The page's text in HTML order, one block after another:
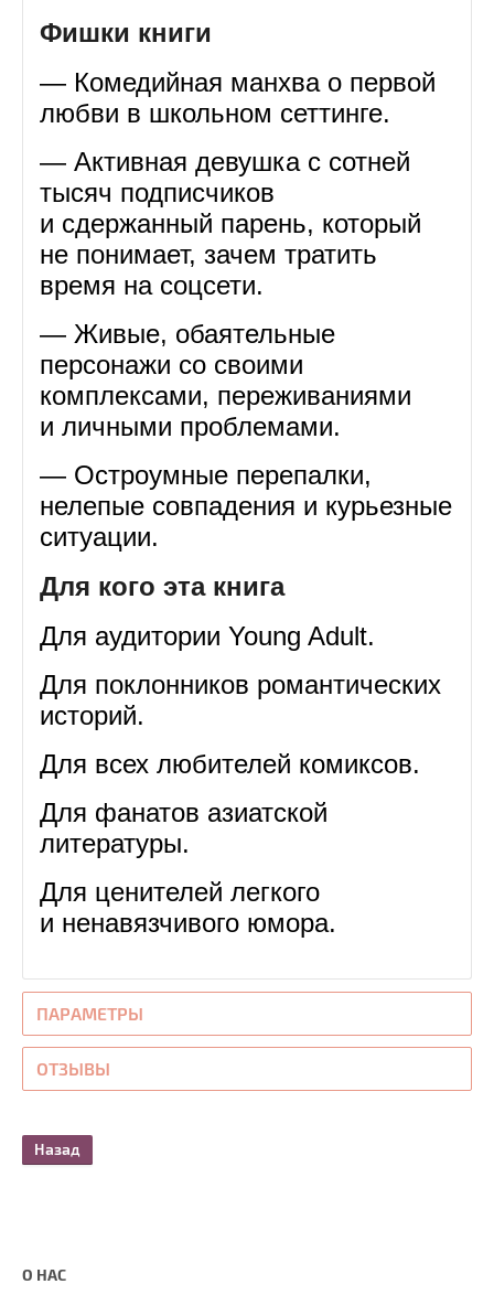
Фишки книги
— Комедийная манхва о первой
любви в школьном сеттинге.
— Активная девушка с сотней
тысяч подписчиков
и сдержанный парень, который
не понимает, зачем тратить
время на соцсети.
— Живые, обаятельные
персонажи со своими
комплексами, переживаниями
и личными проблемами.
— Остроумные перепалки,
нелепые совпадения и курьезные
ситуации.
Для кого эта книга
Для аудитории Young Adult.
Для поклонников романтических
историй.
Для всех любителей комиксов.
Для фанатов азиатской
литературы.
Для ценителей легкого
и ненавязчивого юмора.
ПАРАМЕТРЫ
ОТЗЫВЫ
Назад
О НАС